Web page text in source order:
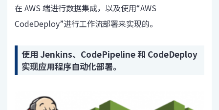
在 AWS 端进行数据集成，以及使用“AWS
CodeDeploy”进行工作流部署来实现的。
使用 Jenkins、CodePipeline 和 CodeDeploy
实现应用程序自动化部署。